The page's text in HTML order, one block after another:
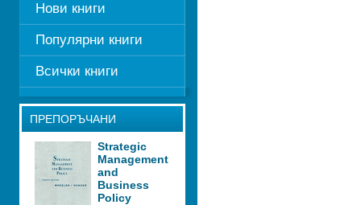
Нови книги
Популярни книги
Всички книги
ПРЕПОРЪЧАНИ
Strategic
Management
and
Business
Policy